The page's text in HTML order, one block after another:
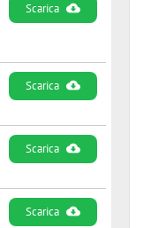
Scarica
Scarica
Scarica
Scarica